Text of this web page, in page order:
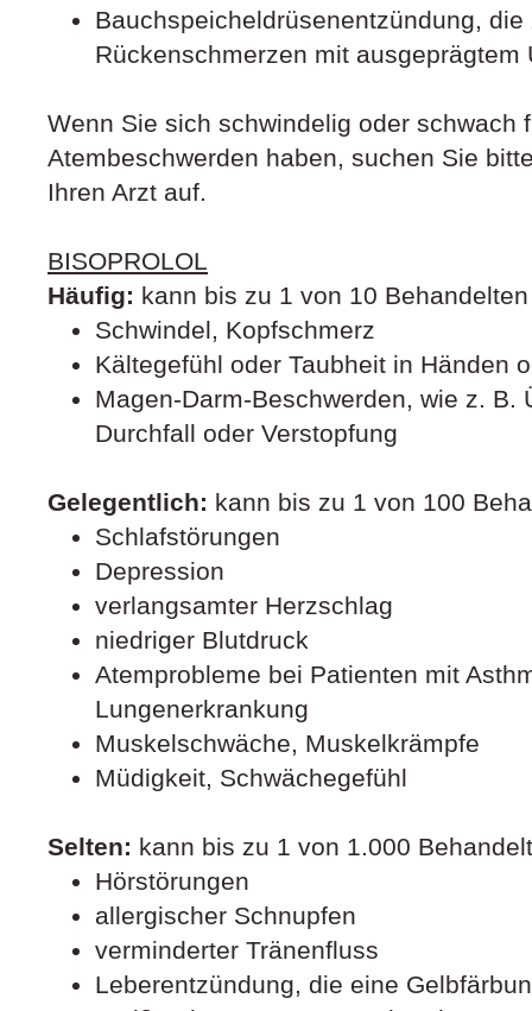
Bauchspeicheldrüsenentzündung,
Rückenschmerzen mit ausgeprägtem
Wenn Sie sich schwindelig oder schwach
Atembeschwerden haben, suchen Sie
Ihren Arzt auf.
BISOPROLOL
Häufig: kann bis zu 1 von 10
Schwindel, Kopfschmerz
Kältegefühl oder Taubheit in Händen
Magen-Darm-Beschwerden, wie z. B.
Durchfall oder Verstopfung
Gelegentlich: kann bis zu 1 von 100
Schlafstörungen
Depression
verlangsamter Herzschlag
niedriger Blutdruck
Atemprobleme bei Patienten mit
Lungenerkrankung
Muskelschwäche, Muskelkrämpfe
Müdigkeit, Schwächegefühl
Selten: kann bis zu 1 von 1.000
Hörstörungen
allergischer Schnupfen
verminderter Tränenfluss
Leberentzündung, die eine